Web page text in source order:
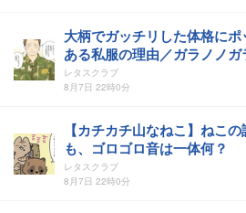
大柄でガッチリした体格に
ある私服の理由／ガラノノガ
レタスクラブ
8月7日 22時0分
【カチカチ山なねこ】ねこ
も、ゴロゴロ音は一体何？
レタスクラブ
8月7日 22時0分